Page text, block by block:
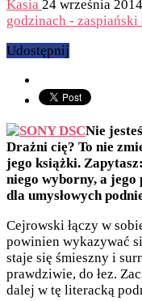
Kasia 24 września 2014
godzinach -
Udostępnij
Nie
Drażni cię? To nie
jego książki.
niego wyborny, a
dla umysłowych
Cejrowski łączy w
powinien wykazywać
staje się śmieszny i
prawdziwie, do łez.
dalej w tę literacką